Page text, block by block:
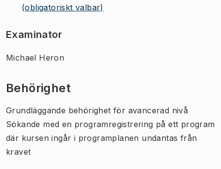
(obligatoriskt valbar)
Examinator
Michael Heron
Behörighet
Grundläggande behörighet för avancerad nivå
Sökande med en programregistrering på ett program
där kursen ingår i programplanen undantas från
kravet